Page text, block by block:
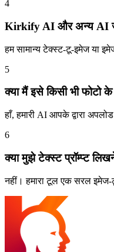
4
Kirkify AI और अन्य AI
हम सामान्य टेक्स्ट-टू-इमेज या
5
क्या मैं इसे किसी भी फोटो
हाँ, हमारी AI आपके द्वारा
6
क्या मुझे टेक्स्ट प्रॉम्प्ट
नहीं। हमारा टूल एक सरल